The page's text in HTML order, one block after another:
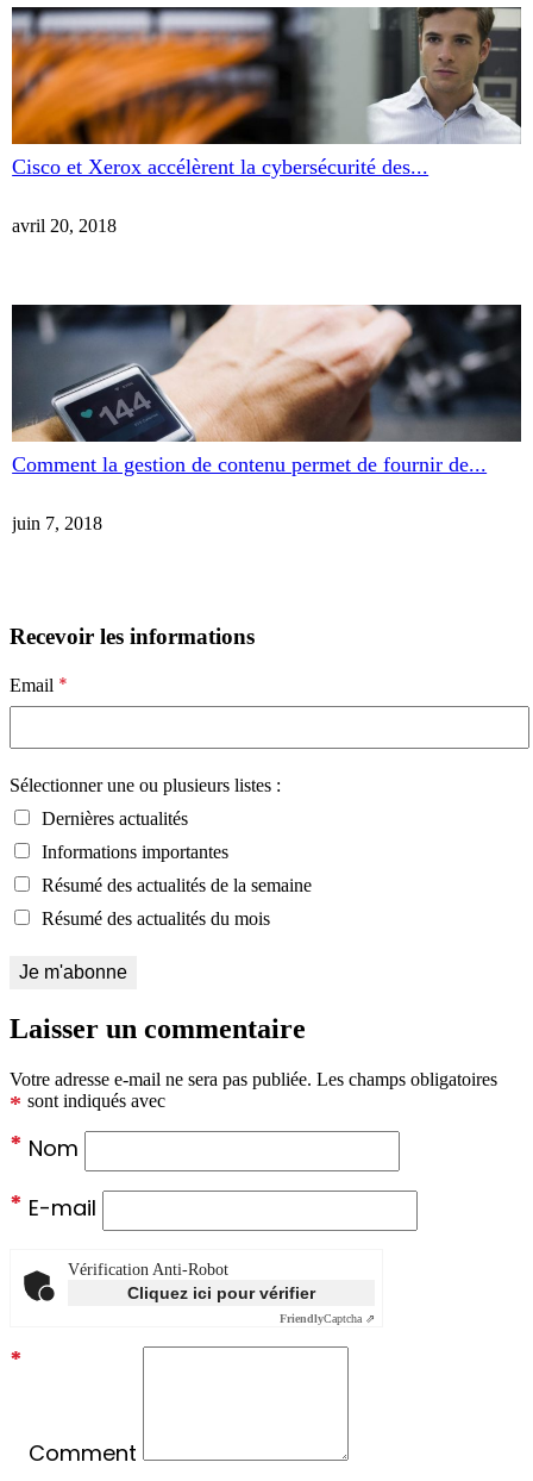
Cisco et Xerox accélèrent la cybersécurité des...
avril 20, 2018
Comment la gestion de contenu permet de fournir de...
juin 7, 2018
Recevoir les informations
Email *
Sélectionner une ou plusieurs listes :
Dernières actualités
Informations importantes
Résumé des actualités de la semaine
Résumé des actualités du mois
Laisser un commentaire
Votre adresse e-mail ne sera pas publiée. Les champs obligatoires
sont indiqués avec
*
Nom
*
E-mail
*
Vérification Anti-Robot
Cliquez ici pour vérifier
FriendlyCaptcha ⇗
Comment
*